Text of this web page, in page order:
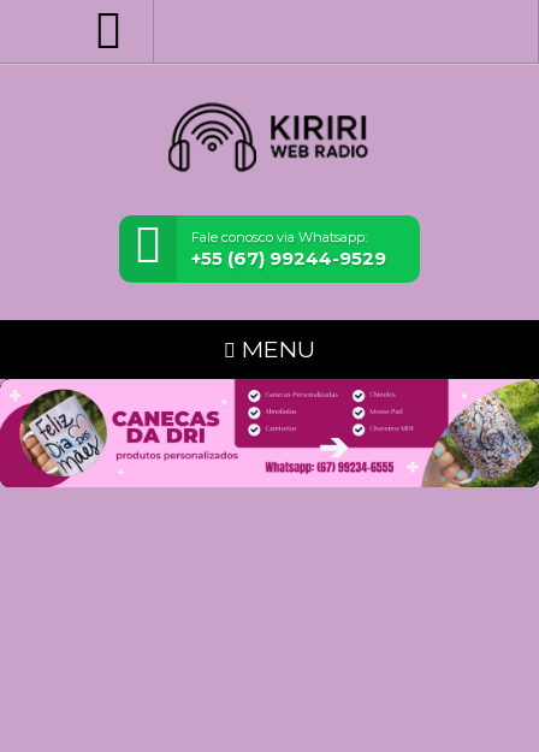
Fale conosco via Whatsapp:
+55 (67) 99244-9529
MENU